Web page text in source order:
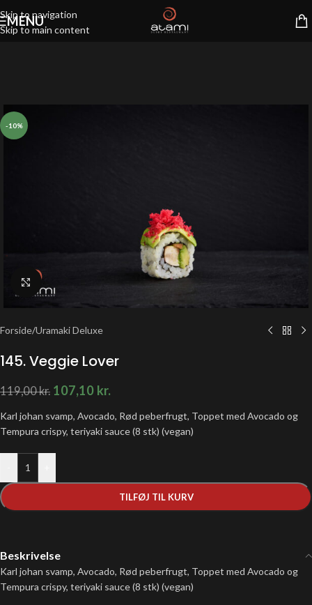
Skip to navigation
Skip to main content
MENU
-10%
Klik for at forstørre
Forside/Uramaki Deluxe
145. Veggie Lover
119,00kr. 107,10 kr.
Karl johan svamp, Avocado, Rød peberfrugt, Toppet med Avocado og
Tempura crispy, teriyaki sauce (8 stk) (vegan)
TILFØJ TIL KURV
Beskrivelse
Karl johan svamp, Avocado, Rød peberfrugt, Toppet med Avocado og
Tempura crispy, teriyaki sauce (8 stk) (vegan)